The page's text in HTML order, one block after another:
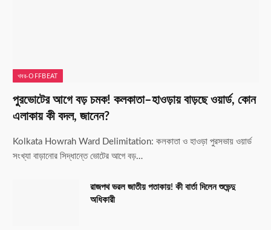
খবর-OFFBEAT
পুরভোটের আগে বড় চমক! কলকাতা–হাওড়ায় বাড়ছে ওয়ার্ড, কোন
এলাকায় কী বদল, জানেন?
Kolkata Howrah Ward Delimitation: কলকাতা ও হাওড়া পুরসভায় ওয়ার্ড
সংখ্যা বাড়ানোর সিদ্ধান্তে ভোটের আগে বড়…
রাজপথ ভরল জাতীয় পতাকায়! কী বার্তা দিলেন শুভেন্দু
অধিকারী